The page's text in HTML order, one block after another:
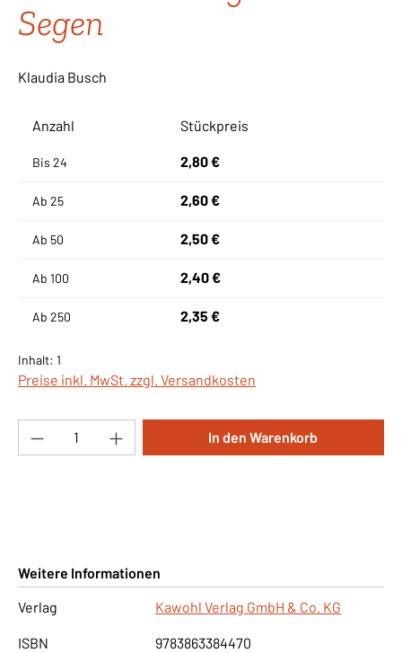
Segen
Klaudia Busch
Anzahl Stückpreis
Bis 24 2,80 €
Ab 25 2,60 €
Ab 50 2,50 €
Ab 100 2,40 €
Ab 250 2,35 €
Inhalt: 1
Preise inkl. MwSt. zzgl. Versandkosten
Produkt Anzahl: Gib den gewünschten
In den Warenkorb
Weitere Informationen
Verlag
Kawohl Verlag GmbH & Co. KG
ISBN 9783863384470